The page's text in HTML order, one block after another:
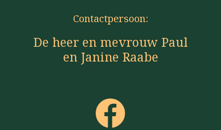
Contactpersoon:
De heer en mevrouw Paul
en Janine Raabe